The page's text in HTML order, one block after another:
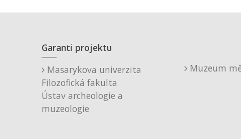
Garanti projektu
Masarykova univerzita
Filozofická fakulta
Ústav archeologie a
muzeologie
Muzeum